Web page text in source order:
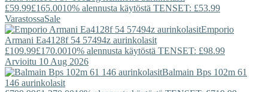
£59.99£165.0010% alennusta käytöstä TENSET: £53.99
VarastossaSale
Emporio
Armani Ea4128f 54 57494z aurinkolasit
£109.99£170.0010% alennusta käytöstä TENSET: £98.99
Arvioitu 10 Aug 2026
Balmain Bps 102m 61
146 aurinkolasit